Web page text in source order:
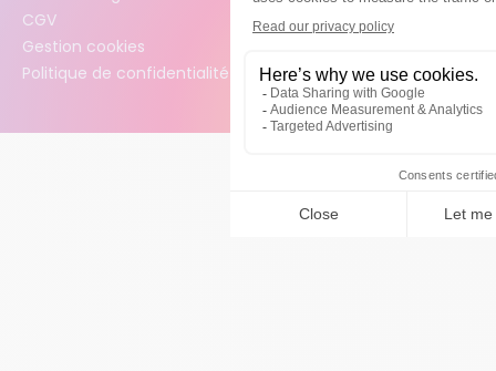
CGV
Gestion cookies
Politique de confidentialité